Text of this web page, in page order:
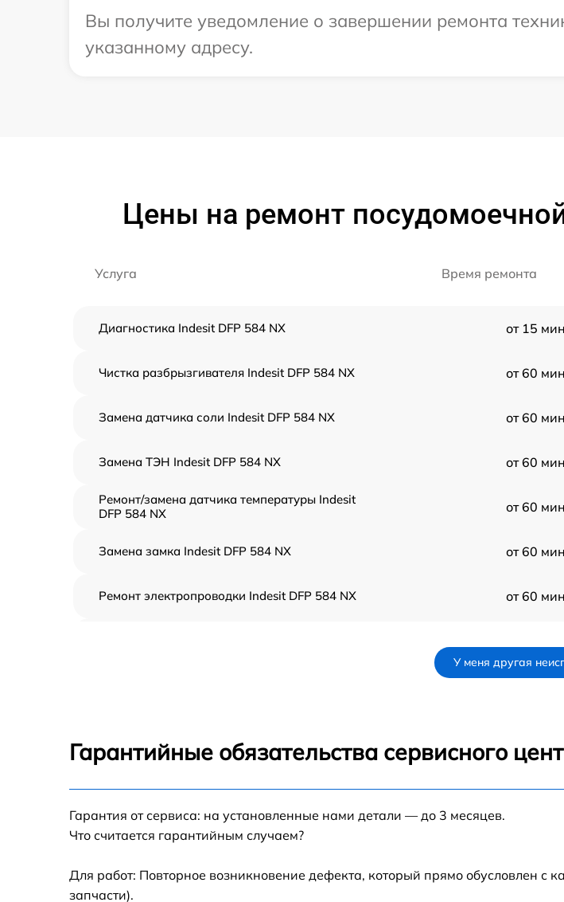
Вы получите уведомление о завершении ремонта
указанному адресу.
Цены на ремонт
Услуга Время ремонта
Диагностика Indesit DFP 584 NX от 15 мин
Чистка разбрызгивателя Indesit DFP 584 NX от 60 мин
Замена датчика соли Indesit DFP 584 NX от 60 мин
Замена ТЭН Indesit DFP 584 NX от 60 мин
Ремонт/замена датчика температуры Indesit
DFP 584 NX
от 60 мин
Замена замка Indesit DFP 584 NX от 60 мин
Ремонт электропроводки Indesit DFP 584 NX от 60 мин
Замена панели управления Indesit DFP 584
У меня другая
Гарантийные обязательства сервисного
Гарантия от сервиса: на установленные нами детали — до 3 месяцев.
Что считается гарантийным случаем?
Для работ: Повторное возникновение дефекта, который прямо обусловлен с
запчасти).